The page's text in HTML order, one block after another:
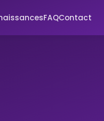
FAQContact